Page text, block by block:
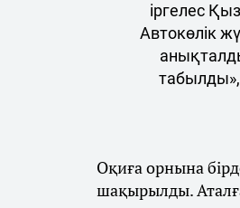
іргелес
Автокөлік
табылды»,
Оқиға орнына
шақырылды.